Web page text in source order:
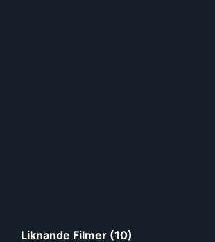
Liknande Filmer (10)